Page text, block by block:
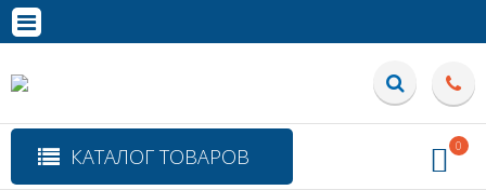
КАТАЛОГ ТОВАРОВ 0